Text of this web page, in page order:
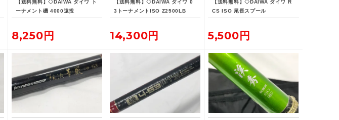
【送料無料】◇DAIWA ダイワ ト
ーナメント磯 4000遠投
8,250円
【送料無料】◇DAIWA ダイワ 0
3トーナメントISO Z2500LB
14,300円
【送料無料】◇DAIWA ダイワ R
CS ISO 尾長スプール
5,500円